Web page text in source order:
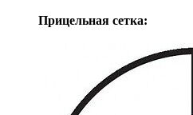
Прицельная сетка: